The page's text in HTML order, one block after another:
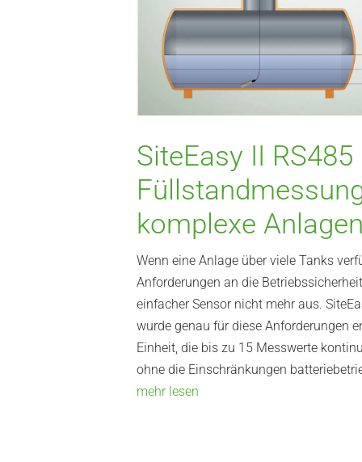
SiteEasy II RS485
komplexe
Wenn eine Anlage über viele Tanks
Anforderungen an die
einfacher Sensor nicht mehr aus.
wurde genau für diese Anforderungen
Einheit, die bis zu 15 Messwerte
ohne die Einschränkungen
mehr lesen